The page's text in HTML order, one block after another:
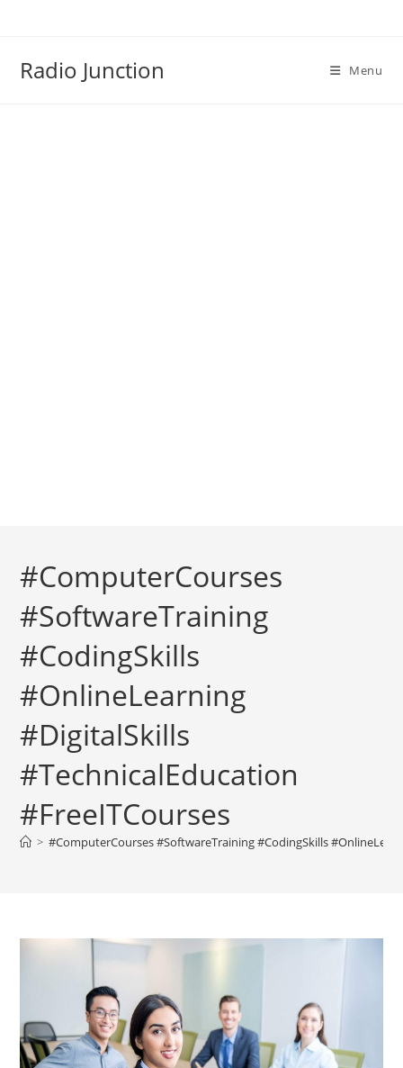
Radio Junction Menu
#ComputerCourses
#SoftwareTraining
#CodingSkills
#OnlineLearning
#DigitalSkills
#TechnicalEducation
#FreeITCourses
> #ComputerCourses #SoftwareTraining #CodingSkills